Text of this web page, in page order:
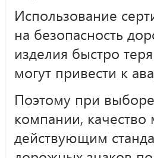
Использование
на безопасность
изделия быстро
могут привести к
Поэтому при
компании, качество
действующим